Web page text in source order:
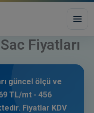
Fiyatları
güncel ölçü ve
TL/mt - 456
Fiyatlar KDV
check